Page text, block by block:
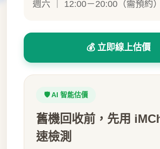
週六 ｜ 12:00－20:00（需預約）
💰 立即線上估價
🛡️ AI 智能估價
舊機回收前，先用
速檢測